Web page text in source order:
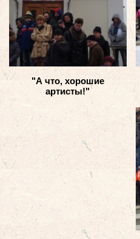
"А что, хорошие
артисты!"